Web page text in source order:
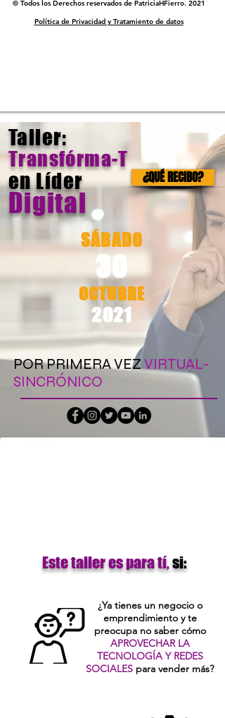
© Todos los Derechos reservados de PatriciaHFierro. 2021
Política de Privacidad y Tratamiento de datos
Taller:
Transfórma-T
enLíder
Digital
¿QUÉ RECIBO?
SÁBADO
30
OCTUBRE
2021
POR PRIMERA VEZVIRTUAL-
SINCRÓNICO
Este taller es para tí,si:
¿Ya tienes un negocio o
emprendimiento y te
preocupa no saber cómo
APROVECHAR LA
TECNOLOGÍA Y REDES
SOCIALES para vender más?